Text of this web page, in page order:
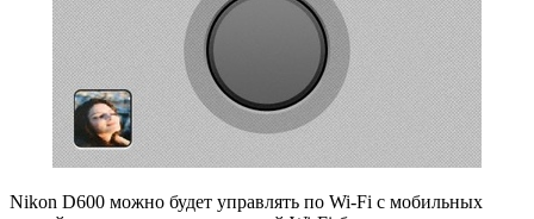
Nikon D600 можно будет управлять по Wi-Fi с мобильных